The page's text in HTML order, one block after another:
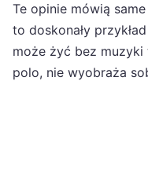
Te opinie mówią
to doskonały
może żyć bez muzyki
polo, nie wyobraża